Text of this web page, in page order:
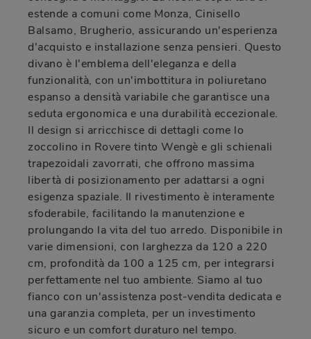
estende a comuni come Monza, Cinisello
Balsamo, Brugherio, assicurando un'esperienza
d'acquisto e installazione senza pensieri. Questo
divano è l'emblema dell'eleganza e della
funzionalità, con un'imbottitura in poliuretano
espanso a densità variabile che garantisce una
seduta ergonomica e una durabilità eccezionale.
Il design si arricchisce di dettagli come lo
zoccolino in Rovere tinto Wengè e gli schienali
trapezoidali zavorrati, che offrono massima
libertà di posizionamento per adattarsi a ogni
esigenza spaziale. Il rivestimento è interamente
sfoderabile, facilitando la manutenzione e
prolungando la vita del tuo arredo. Disponibile in
varie dimensioni, con larghezza da 120 a 220
cm, profondità da 100 a 125 cm, per integrarsi
perfettamente nel tuo ambiente. Siamo al tuo
fianco con un'assistenza post-vendita dedicata e
una garanzia completa, per un investimento
sicuro e un comfort duraturo nel tempo.